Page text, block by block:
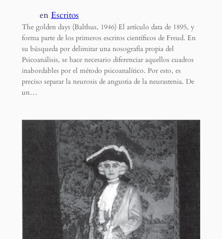
en Escritos
The golden days (Balthus, 1946) El artículo data de 1895, y
forma parte de los primeros escritos científicos de Freud. En
su búsqueda por delimitar una nosografía propia del
Psicoanálisis, se hace necesario diferenciar aquellos cuadros
inabordables por el método psicoanalítico. Por esto, es
preciso separar la neurosis de angustia de la neurastenia. De
un…